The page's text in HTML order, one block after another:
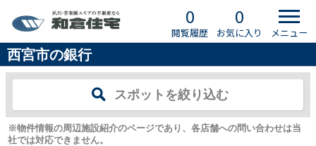
0
閲覧履歴
0
お気に入り メニュー
西宮市の銀行
スポットを絞り込む
※物件情報の周辺施設紹介のページであり、各店舗への問い合わせは当
社では対応できません。